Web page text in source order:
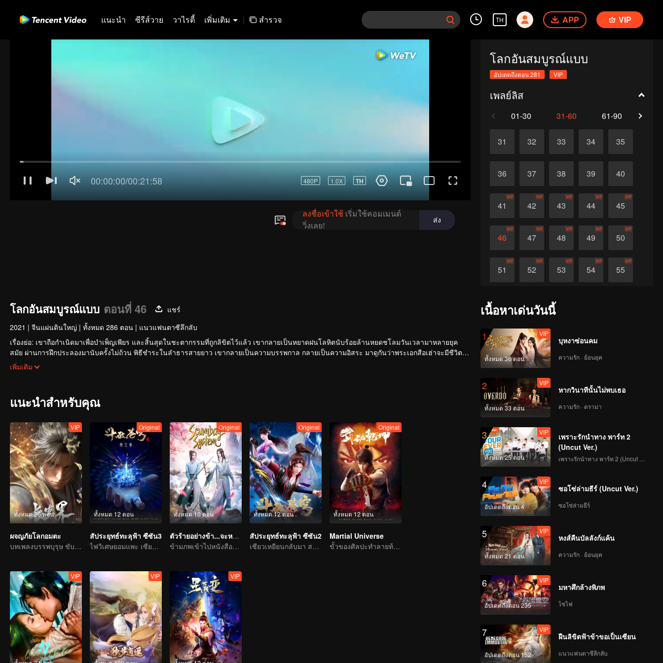
แนะนำ ซีรีส์วาย วาไรตี้ เพิ่มเติม | สำรวจ TH APP VIP
โลกอันสมบูรณ์แบบ
อัปเดตถึงตอน 281 VIP
เพลย์ลิส
01-30 31-60 61-90
31 32 33 34 35
36 37 38 39 40
41
VIP
42
VIP
43
VIP
44
VIP
45
VIP
46
VIP
47
VIP
48
VIP
49
VIP
50
VIP
51
VIP
52
VIP
53
VIP
54
VIP
55
VIP
โลกอันสมบูรณ์แบบ ตอนที่ 46
แชร์
2021 | จีนแผ่นดินใหญ่ | ทั้งหมด 286 ตอน | แนวแฟนตาซีลึกลับ
เรื่องย่อ: เขาถือกำเนิดมาเพื่อบำเพ็ญเพียร และสิ้นสุดในชะตากรรมที่ถูกลิขิตไว้แล้ว เขากลายเป็นหยาดฝนโลหิตนับร้อยล้านหยดชโลมวันเวลามาหลายยุค
สมัย ผ่านการฝึกประลองมานับครั้งไม่ถ้วน พิธีชำระในลำธารสายยาว เขากลายเป็นความบรรพกาล กลายเป็นความอิสระ มาดูกันว่าพระเอกสือเฮ่าจะมีชีวิตที่
สว่างพร่างพราวและสร้างตำนานที่ไม่รู้จบอย่างไร
เพิ่มเติม
แนะนำสำหรับคุณ
ทั้งหมด 26 ตอน
VIP
ผจญภัยโลกอมตะ
บทเพลงบรรพบุรุษ ขับขานด้วยเลือดและน้ำตา
ทั้งหมด 12 ตอน
Original
สัประยุทธ์ทะลุฟ้า ซีซัน3
ไฟวิเศษยอมแพะ เซียวเหยียนรู้ซึ้งและใช้เป็นทักษะพุทธพิโรธบัวไฟ
ทั้งหมด 10 ตอน
Original
ตัวร้ายอย่างข้า...จะหนีเอาตัวรอดยังไงดี
ข้ามภพเข้าไปหนังสือและเป็นนาง(นาย)ร้ายและโหดร้ายทารุณต่อพระเอก
ทั้งหมด 12 ตอน
Original
สัประยุทธ์ทะลุฟ้า ซีซัน2
เซียวเหยียนกลับมา สถานการณ์ผันแปรอย่างคาดกันไม่ถึง
ทั้งหมด 12 ตอน
Original
Martial Universe
ขั้วของศิลปะทำลายท้องฟ้าและย้ายจักรวาล
VIP VIP VIP
เนื้อหาเด่นวันนี้
1
ทั้งหมด 36 ตอน
VIP
บุหงาซ่อนคม
ความรัก · ย้อนยุค
2
ทั้งหมด 33 ตอน
VIP
หากวินาทีนั้นไม่พบเธอ
ความรัก · ดราม่า
3
ทั้งหมด 25 ตอน
VIP
เพราะรักนำทาง พาร์ท 2
(Uncut Ver.)
4
อัปเดตถึงตอน 4
VIP
ซอโซ่ล่ามธีร์ (Uncut Ver.)
ซอโซ่ล่ามธีร์
5
ทั้งหมด 21 ตอน
VIP
หงส์คืนบัลลังก์แค้น
ความรัก · ย้อนยุค
6
อัปเดตถึงตอน 235
VIP
มหาศึกล้างพิภพ
ไซไฟ
7
อัปเดตถึงตอน 152
VIP
ฝืนลิขิตฟ้าข้าขอเป็นเซียน
แนวแฟนตาซีลึกลับ